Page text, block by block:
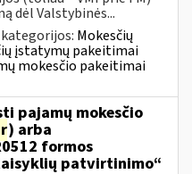
dėl Valstybinės...
Mokesčių
įstatymų pakeitimai
mokesčio pakeitimai
pajamų mokesčio
) arba
formos
patvirtinimo“